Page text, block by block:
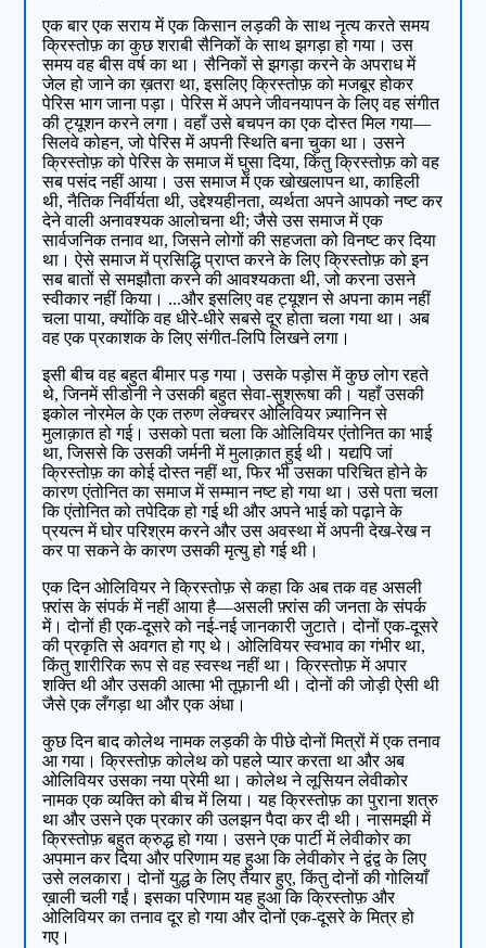
एक बार एक सराय में एक किसान लड़की के साथ नृत्य करते समय
क्रिस्तोफ़ का कुछ शराबी सैनिकों के साथ झगड़ा हो गया। उस
समय वह बीस वर्ष का था। सैनिकों से झगड़ा करने के अपराध में
जेल हो जाने का ख़तरा था, इसलिए क्रिस्तोफ़ को मजबूर होकर
पेरिस भाग जाना पड़ा। पेरिस में अपने जीवनयापन के लिए वह संगीत
की ट्यूशन करने लगा। वहाँ उसे बचपन का एक दोस्त मिल गया—
सिलवे कोहन, जो पेरिस में अपनी स्थिति बना चुका था। उसने
क्रिस्तोफ़ को पेरिस के समाज में घुसा दिया, किंतु क्रिस्तोफ़ को वह
सब पसंद नहीं आया। उस समाज में एक खोखलापन था, काहिली
थी, नैतिक निर्वीर्यता थी, उद्देश्यहीनता, व्यर्थता अपने आपको नष्ट कर
देने वाली अनावश्यक आलोचना थी; जैसे उस समाज में एक
सार्वजनिक तनाव था, जिसने लोगों की सहजता को विनष्ट कर दिया
था। ऐसे समाज में प्रसिद्धि प्राप्त करने के लिए क्रिस्तोफ़ को इन
सब बातों से समझौता करने की आवश्यकता थी, जो करना उसने
स्वीकार नहीं किया। ...और इसलिए वह ट्यूशन से अपना काम नहीं
चला पाया, क्योंकि वह धीरे-धीरे सबसे दूर होता चला गया था। अब
वह एक प्रकाशक के लिए संगीत-लिपि लिखने लगा।
इसी बीच वह बहुत बीमार पड़ गया। उसके पड़ोस में कुछ लोग रहते
थे, जिनमें सीडोनी ने उसकी बहुत सेवा-सुश्रूषा की। यहाँ उसकी
इकोल नोरमेल के एक तरुण लेक्चरर ओलिवियर ज़्यानिन से
मुलाक़ात हो गई। उसको पता चला कि ओलिवियर एंतोनित का भाई
था, जिससे कि उसकी जर्मनी में मुलाक़ात हुई थी। यद्यपि जां
क्रिस्तोफ़ का कोई दोस्त नहीं था, फिर भी उसका परिचित होने के
कारण एंतोनित का समाज में सम्मान नष्ट हो गया था। उसे पता चला
कि एंतोनित को तपेदिक हो गई थी और अपने भाई को पढ़ाने के
प्रयत्न में घोर परिश्रम करने और उस अवस्था में अपनी देख-रेख न
कर पा सकने के कारण उसकी मृत्यु हो गई थी।
एक दिन ओलिवियर ने क्रिस्तोफ़ से कहा कि अब तक वह असली
फ़्रांस के संपर्क में नहीं आया है—असली फ़्रांस की जनता के संपर्क
में। दोनों ही एक-दूसरे को नई-नई जानकारी जुटाते। दोनों एक-दूसरे
की प्रकृति से अवगत हो गए थे। ओलिवियर स्वभाव का गंभीर था,
किंतु शारीरिक रूप से वह स्वस्थ नहीं था। क्रिस्तोफ़ में अपार
शक्ति थी और उसकी आत्मा भी तूफ़ानी थी। दोनों की जोड़ी ऐसी थी
जैसे एक लँगड़ा था और एक अंधा।
कुछ दिन बाद कोलेथ नामक लड़की के पीछे दोनों मित्रों में एक तनाव
आ गया। क्रिस्तोफ़ कोलेथ को पहले प्यार करता था और अब
ओलिवियर उसका नया प्रेमी था। कोलेथ ने लूसियन लेवीकोर
नामक एक व्यक्ति को बीच में लिया। यह क्रिस्तोफ़ का पुराना शत्रु
था और उसने एक प्रकार की उलझन पैदा कर दी थी। नासमझी में
क्रिस्तोफ़ बहुत क्रुद्ध हो गया। उसने एक पार्टी में लेवीकोर का
अपमान कर दिया और परिणाम यह हुआ कि लेवीकोर ने द्वंद्व के लिए
उसे ललकारा। दोनों युद्ध के लिए तैयार हुए, किंतु दोनों की गोलियाँ
ख़ाली चली गईं। इसका परिणाम यह हुआ कि क्रिस्तोफ़ और
ओलिवियर का तनाव दूर हो गया और दोनों एक-दूसरे के मित्र हो
गए।